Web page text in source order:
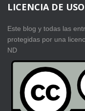
LICENCIA DE USO
Este blog y todas las
protegidas por una
ND